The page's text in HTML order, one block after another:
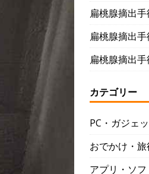
扁桃腺摘出
扁桃腺摘出
扁桃腺摘出
カテゴリー
PC・ガジェ
おでかけ・旅
アプリ・ソ